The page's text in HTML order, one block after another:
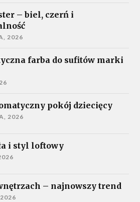
– biel, czerń i
2026
farba do sufitów marki
pokój dziecięcy
2026
i styl loftowy
– najnowszy trend